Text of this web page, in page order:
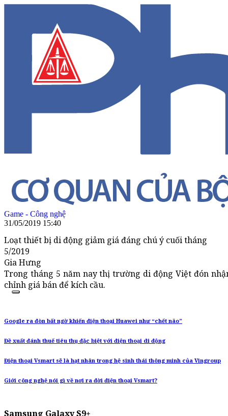
Game - Công nghệ
31/05/2019 15:40
Loạt thiết bị di động giảm giá đáng chú ý cuối tháng
5/2019
Gia Hưng
Trong tháng 5 năm nay thị trường di động Việt đón
chỉnh giá bán để kích cầu.
Google ra đòn bất ngờ khiến điện thoại Huawei như “chết não”
Đề xuất đánh thuế tiêu thụ đặc biệt với điện thoại di động
Điện thoại Vsmart sẽ là hạt nhân trong hệ sinh thái thông minh của Vingroup
Giới công nghệ nói gì về nơi ra đời điện thoại Vsmart?
Samsung Galaxy S9+